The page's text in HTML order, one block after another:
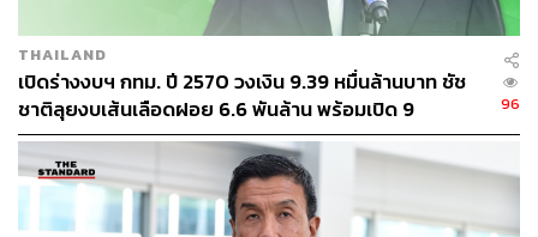
ข้อมูลพื้นฐานปัญหาใน กทม. ที่ผู้สมัครรับเลือกตั้ง ต้อง
ตอบคำถาม
พิชญ์ พงษ์สวัสดิ์ อาจารย์คณะรัฐศาสตร์ จุฬาฯ กล่าวว่า การ
บรรยายนี้จะให้เห็นภาพรวมวิวัฒนาการกรุงเทพฯ ก่อนถึงตัว
แพลตฟอร์ม BKK Follow-up
THAILAND
เปิดร่างงบฯ กทม. ปี 2570 วงเงิน 9.39 หมื่นล้านบาท ชัช
ชาติลุยงบเส้นเลือดฝอย 6.6 พันล้าน พร้อมเปิด 9
ยุทธศาสตร์พัฒนาเมือง
96